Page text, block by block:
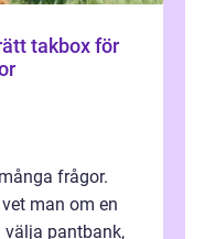
frågor.
man om en
välja pantbank,